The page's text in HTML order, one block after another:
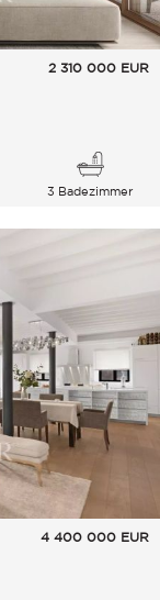
2 310 000 EUR
3 Badezimmer
4 400 000 EUR